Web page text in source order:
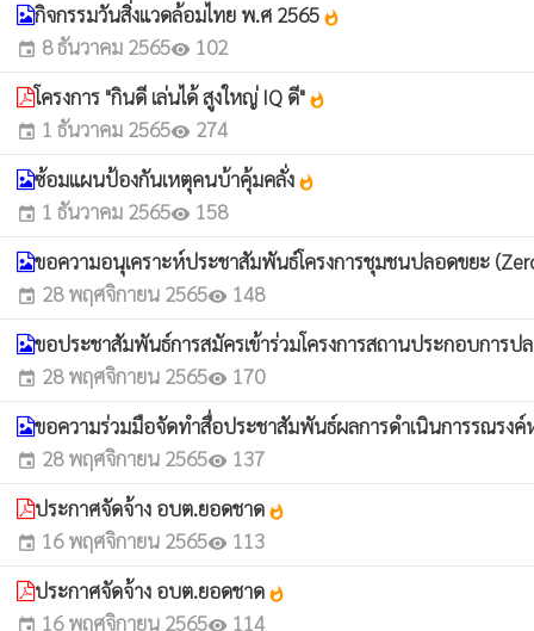
กิจกรรมวันสิ่งแวดล้อมไทย พ.ศ 2565 whatshot
event 8 ธันวาคม 2565visibility 102
โครงการ "กินดี เล่นได้ สูงใหญ่ IQ ดี" whatshot
event 1 ธันวาคม 2565visibility 274
ซ้อมแผนป้องกันเหตุคนบ้าคุ้มคลั่ง whatshot
event 1 ธันวาคม 2565visibility 158
ขอความอนุเคราะห์ประชาสัมพันธ์โครงการชุมชนปลอดขยะ
event 28 พฤศจิกายน 2565visibility 148
ขอประชาสัมพันธ์การสมัครเข้าร่วมโครงการสถานประกอบการ
event 28 พฤศจิกายน 2565visibility 170
ขอความร่วมมือจัดทำสื่อประชาสัมพันธ์ผลการดำเนินการรณรง
event 28 พฤศจิกายน 2565visibility 137
ประกาศจัดจ้าง อบต.ยอดชาด whatshot
event 16 พฤศจิกายน 2565visibility 113
ประกาศจัดจ้าง อบต.ยอดชาด whatshot
event 16 พฤศจิกายน 2565visibility 114